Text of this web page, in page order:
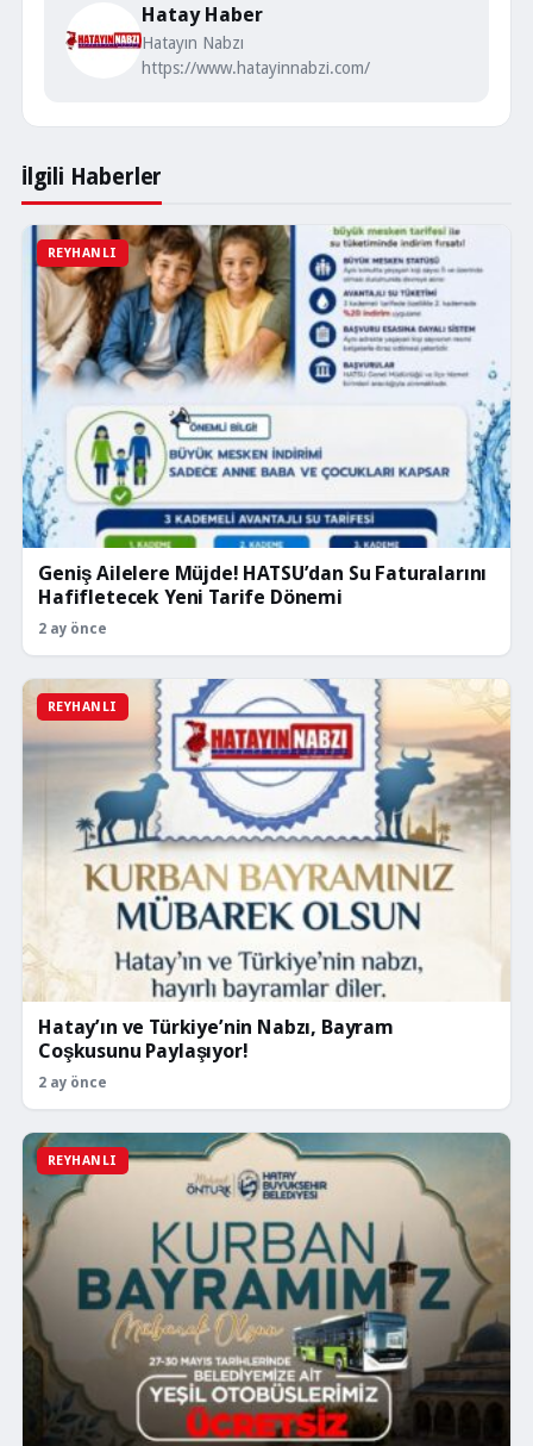
Hatay Haber
Hatayın Nabzı
https://www.hatayinnabzi.com/
İlgili Haberler
REYHANLI
Geniş Ailelere Müjde! HATSU’dan Su Faturalarını
Hafifletecek Yeni Tarife Dönemi
2 ay önce
REYHANLI
Hatay’ın ve Türkiye’nin Nabzı, Bayram
Coşkusunu Paylaşıyor!
2 ay önce
REYHANLI